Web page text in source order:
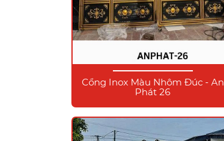
Cổng Inox Màu Nhôm Đúc - An
Phát 26